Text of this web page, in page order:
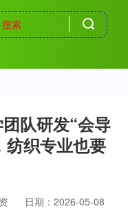
队研发“会导
纺织专业也要
日期：2026-05-08